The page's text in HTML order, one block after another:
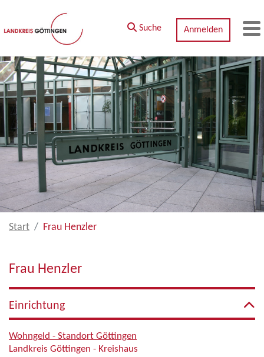
Zum Hauptinhalt springen
Suche Anmelden
Start Frau Henzler
Frau Henzler
Einrichtung
Wohngeld - Standort Göttingen
Landkreis Göttingen - Kreishaus